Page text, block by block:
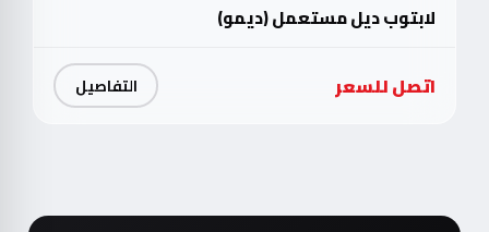
لابتوب ديل مستعمل (ديمو)
اتصل للسعر التفاصيل